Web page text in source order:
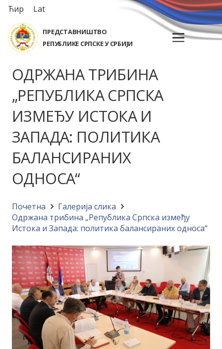
Ћир Lat
ПРЕДСТАВНИШТВО
РЕПУБЛИКЕ СРПСКЕ У СРБИЈИ
ОДРЖАНА ТРИБИНА
„РЕПУБЛИКА СРПСКА
ИЗМЕЂУ ИСТОКА И
ЗАПАДА: ПОЛИТИКА
БАЛАНСИРАНИХ
ОДНОСА“
Почетна
Галерија слика
Одржана трибина „Република Српска између
Истока и Запада: политика балансираних односа“